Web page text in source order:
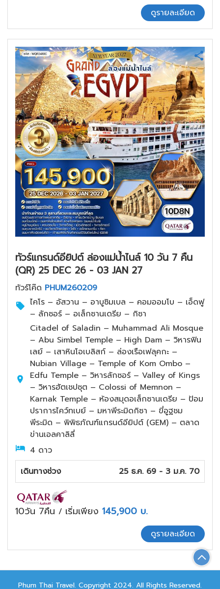
ดูรายละเอียด
ทัวร์แกรนด์อียิปต์ ล่องแม่น้ำไนล์ 10 วัน 7 คืน
(QR) 25 DEC 26 - 03 JAN 27
ทัวร์โค๊ด PHUM260209
ไคโร – อัสวาน – อาบูซิมเบล – คอมออมโบ – เอ็ดฟู
– ลักซอร์ – อเล็กซานเดรีย – กิซา
Citadel of Saladin – Muhammad Ali Mosque
– Abu Simbel Temple – High Dam – วิหารฟิน
เลย์ – เสาหินโอเบลิสก์ – ล่องเรือเฟลุคกะ –
Nubian Village – Temple of Kom Ombo –
Edfu Temple – วิหารลักซอร์ – Valley of Kings
– วิหารฮัตเชปซุต – Colossi of Memnon –
Karnak Temple – ห้องสมุดอเล็กซานเดรีย – ป้อม
ปราการไคว์ทเบย์ – มหาพีระมิดกิซา – ขี่อูฐชม
พีระมิด – พิพิธภัณฑ์แกรนด์อียิปต์ (GEM) – ตลาด
ข่านเอลคาลิลี่
4 ดาว
เดินทางช่วง
25 ธ.ค. 69 - 3 ม.ค. 70
10วัน 7คืน / เริ่มเพียง 145,900 บ.
ดูรายละเอียด
Phum Thai Travel. Copyright 2024. All Rights Reserved.